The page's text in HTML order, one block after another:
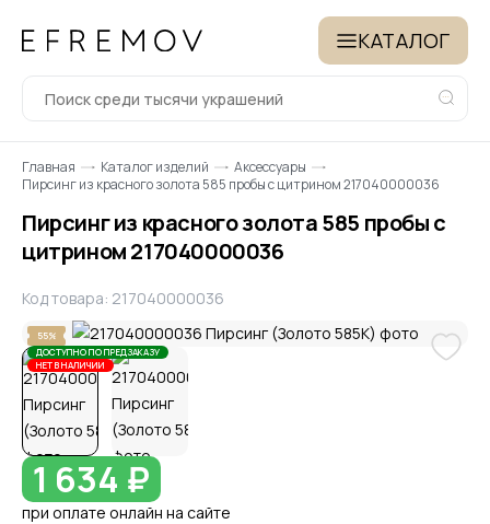
КАТАЛОГ
Главная Каталог изделий
Аксессуары
Пирсинг из красного золота 585 пробы с цитрином 217040000036
Пирсинг из красного золота 585 пробы с
цитрином 217040000036
Код товара: 217040000036
55%
ДОСТУПНО ПО ПРЕДЗАКАЗУ
НЕТ В НАЛИЧИИ
1 634 ₽
при оплате онлайн на сайте